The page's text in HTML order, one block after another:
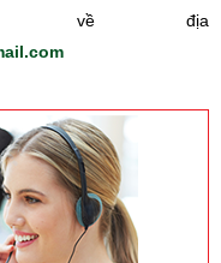
về địa